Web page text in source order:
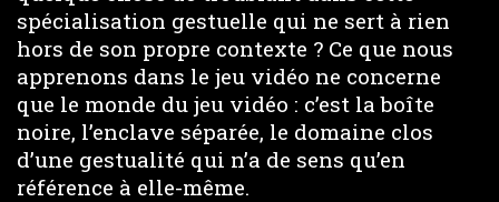
spécialisation gestuelle qui ne sert à rien
hors de son propre contexte ? Ce que nous
apprenons dans le jeu vidéo ne concerne
que le monde du jeu vidéo : c’est la boîte
noire, l’enclave séparée, le domaine clos
d’une gestualité qui n’a de sens qu’en
référence à elle-même.